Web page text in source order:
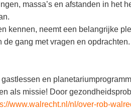
massa’s en afstanden in het
kennen, neemt een belangrijke
gang met vragen en opdrachten.
en
als missie! Door
www.walrecht.nl/nl/over-rob-